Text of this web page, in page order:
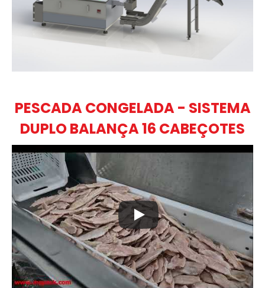
PESCADA CONGELADA - SISTEMA
DUPLO BALANÇA 16 CABEÇOTES